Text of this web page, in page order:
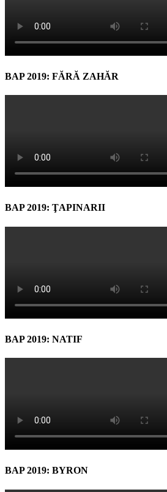
BAP 2019: FĂRĂ ZAHĂR
BAP 2019: ŢAPINARII
BAP 2019: NATIF
BAP 2019: BYRON